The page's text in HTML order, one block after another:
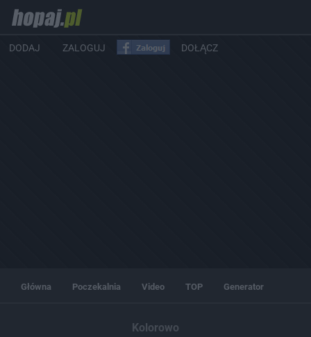
DODAJ ZALOGUJ DOŁĄCZ
Główna Poczekalnia Video TOP Generator
Kolorowo